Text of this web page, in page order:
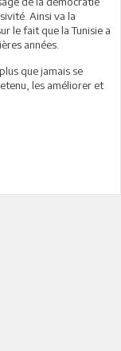
Ainsi va la
le fait que la Tunisie a
années.
que jamais se
les améliorer et